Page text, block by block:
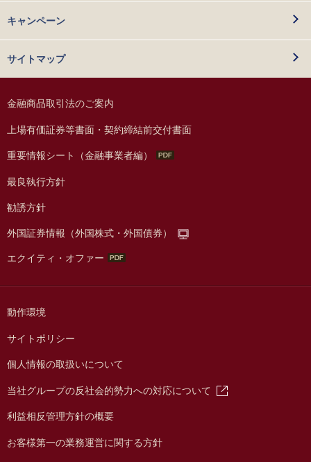
キャンペーン
サイトマップ
金融商品取引法のご案内
上場有価証券等書面・契約締結前交付書面
重要情報シート（金融事業者編）
最良執行方針
勧誘方針
外国証券情報（外国株式・外国債券）
エクイティ・オファー
動作環境
サイトポリシー
個人情報の取扱いについて
当社グループの反社会的勢力への対応について
利益相反管理方針の概要
お客様第一の業務運営に関する方針